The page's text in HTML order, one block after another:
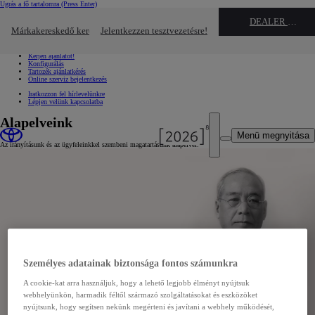
Ugrás a fő tartalomra (Press Enter)
Márkakereskedő kereséseJelentkezzen tesztvezetésre!
DEALER NAME
Gyors linkek Kattintson ide a bezáráshoz
Kérjen ajánlatot!
Konfigurálás
Tartozék ajánlatkérés
Online szerviz bejelentkezés
Iratkozzon fel hírlevelünkre
Lépjen velünk kapcsolatba
Menü megnyitása
Alapelveink
Az irányításunk és az ügyfeleinkkel szembeni magatartásunk alapelvei.
Személyes adatainak biztonsága fontos számunkra
A cookie-kat arra használjuk, hogy a lehető legjobb élményt nyújtsuk
webhelyünkön, harmadik féltől származó szolgáltatásokat és eszközöket
nyújtsunk, hogy segítsen nekünk megérteni és javítani a webhely működését,